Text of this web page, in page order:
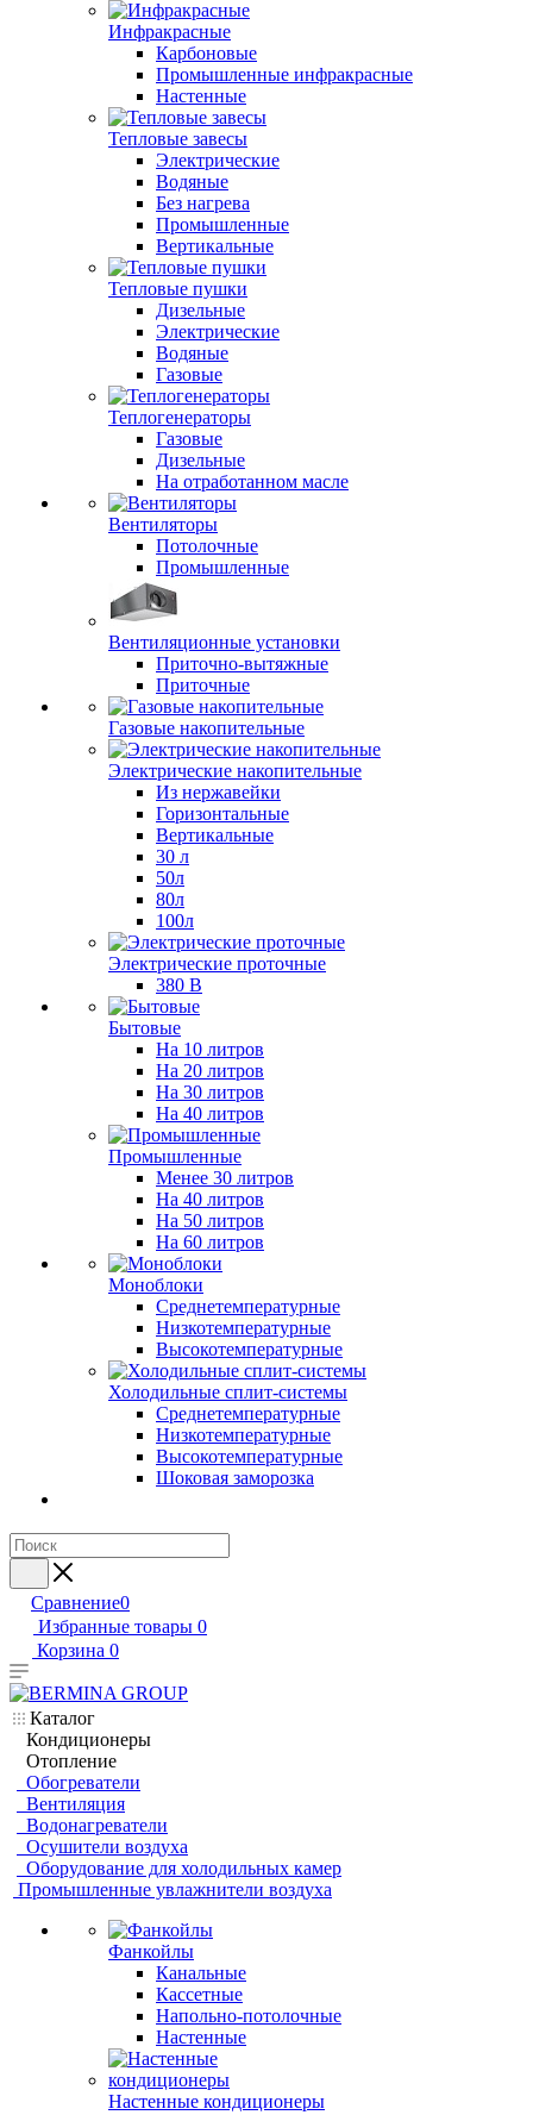
Инфракрасные
Карбоновые
Промышленные инфракрасные
Настенные
Тепловые завесы
Электрические
Водяные
Без нагрева
Промышленные
Вертикальные
Тепловые пушки
Дизельные
Электрические
Водяные
Газовые
Теплогенераторы
Газовые
Дизельные
На отработанном масле
Вентиляторы
Потолочные
Промышленные
Вентиляционные установки
Приточно-вытяжные
Приточные
Газовые накопительные
Электрические накопительные
Из нержавейки
Горизонтальные
Вертикальные
30 л
50л
80л
100л
Электрические проточные
380 В
Бытовые
На 10 литров
На 20 литров
На 30 литров
На 40 литров
Промышленные
Менее 30 литров
На 40 литров
На 50 литров
На 60 литров
Моноблоки
Среднетемпературные
Низкотемпературные
Высокотемпературные
Холодильные сплит-системы
Среднетемпературные
Низкотемпературные
Высокотемпературные
Шоковая заморозка
Сравнение0
Избранные товары 0
Корзина 0
Каталог
Кондиционеры
Отопление
Обогреватели
Вентиляция
Водонагреватели
Осушители воздуха
Оборудование для холодильных камер
Промышленные увлажнители воздуха
Фанкойлы
Канальные
Кассетные
Напольно-потолочные
Настенные
Настенные кондиционеры